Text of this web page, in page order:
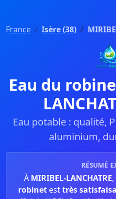
France Isère (38)
Eau du
Eau potable : qualité,
aluminium,
RÉSUMÉ
À MIRIBEL-LANCHATRE
robinetesttrès